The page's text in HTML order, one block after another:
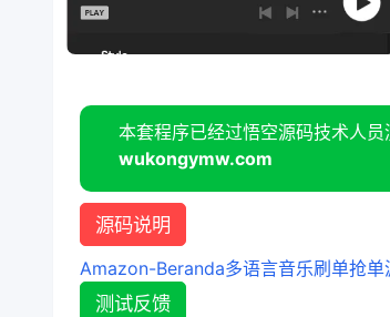
本套程序已经过悟空源码技术人员
wukongymw.com
源码说明
Amazon-Beranda多语言音乐刷单抢单
测试反馈